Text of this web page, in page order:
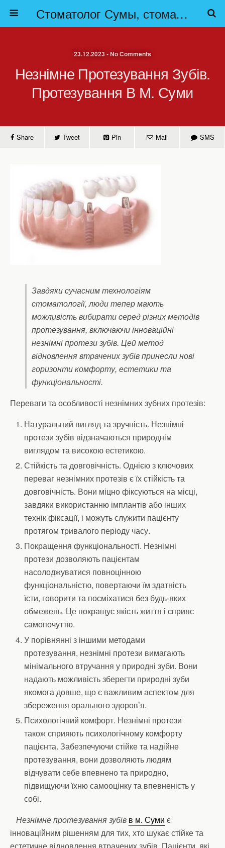
Стоматолог Сумы, стоматологические клиники Сумы, детская стоматология в Сумах. | Частная стоматология Сумы
23.12.2023 • No Comments
Незнімне Протезування Зубів.
Протезування В М. Суми
Share Tweet Pin Mail SMS
Завдяки сучасним технологіям
стоматології, люди тепер мають
можливість вибирати серед різних методів
протезування, включаючи інноваційні
незнімні протези зубів. Цей метод
відновлення втрачених зубів принесли нові
горизонти комфорту, естетики та
функціональності.
Переваги та особливості незнімних зубних протезів:
Натуральний вигляд та зручність. Незнімні
протези зубів відзначаються природнім
виглядом та високою естетикою.
Стійкість та довговічність. Однією з ключових
переваг незнімних протезів є їх стійкість та
довговічність. Вони міцно фіксуються на місці,
завдяки використанню імплантів або інших
технік фіксації, і можуть служити пацієнту
протягом тривалого періоду часу.
Покращення функціональності. Незнімні
протези дозволяють пацієнтам
насолоджуватися повноцінною
функціональністю, повертаючи їм здатність
їсти, говорити та посміхатися без будь-яких
обмежень. Це покращує якість життя і сприяє
самопочуттю.
У порівнянні з іншими методами
протезування, незнімні протези вимагають
мінімального втручання у природні зуби. Вони
надають можливість зберегти природні зуби
якомога довше, що є важливим аспектом для
збереження орального здоров’я.
Психологічний комфорт. Незнімні протези
також сприяють психологічному комфорту
пацієнта. Забезпечуючи стійке та надійне
протезування, вони дозволяють людям
відчувати себе впевнено та природно,
підвищуючи їхню самооцінку та впевненість у
собі.
Незнімне протезування зубів в м. Суми є
інноваційним рішенням для тих, хто шукає стійке та
естетичне відновлення втрачених зубів. Пацієнти, які